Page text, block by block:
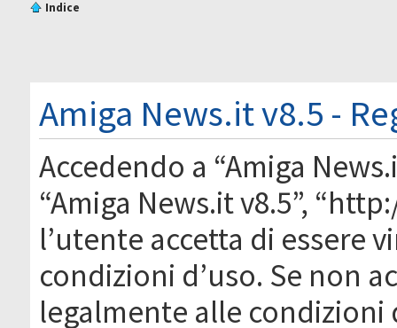
Indice
Amiga News.it v8.5 -
Accedendo a “Amiga
“Amiga News.it v8.5”,
l’utente accetta di essere
condizioni d’uso. Se non
legalmente alle condizioni